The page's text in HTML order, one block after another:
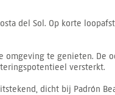
del Sol. Op korte
omgeving te genieten. De
versterkt.
dicht bij Padrón